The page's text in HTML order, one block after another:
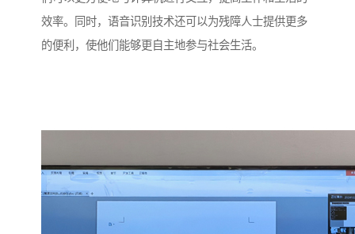
效率。同时，语音识别技术还可以为残障人士提供更多
的便利，使他们能够更自主地参与社会生活。